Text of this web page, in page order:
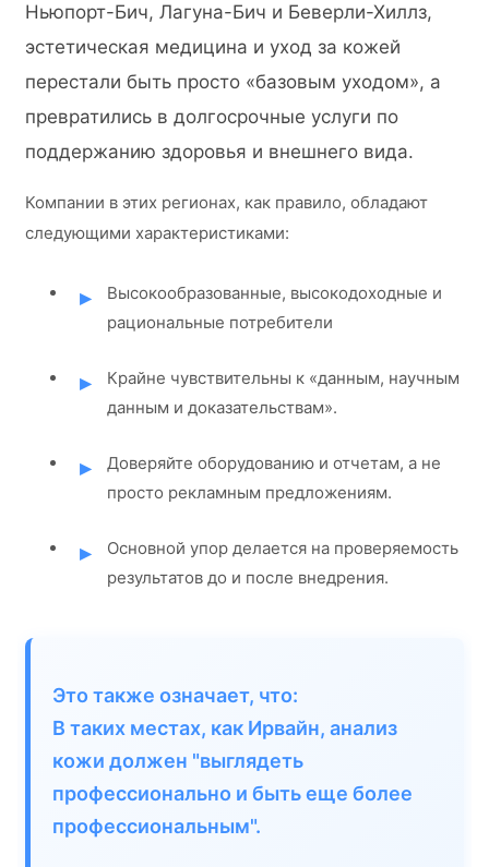
Ньюпорт-Бич, Лагуна-Бич и Беверли-Хиллз,
эстетическая медицина и уход за кожей
перестали быть просто «базовым уходом», а
превратились в долгосрочные услуги по
поддержанию здоровья и внешнего вида.
Компании в этих регионах, как правило, обладают
следующими характеристиками:
Высокообразованные, высокодоходные и
рациональные потребители
Крайне чувствительны к «данным, научным
данным и доказательствам».
Доверяйте оборудованию и отчетам, а не
просто рекламным предложениям.
Основной упор делается на проверяемость
результатов до и после внедрения.
Это также означает, что:
В таких местах, как Ирвайн, анализ
кожи должен "выглядеть
профессионально и быть еще более
профессиональным".